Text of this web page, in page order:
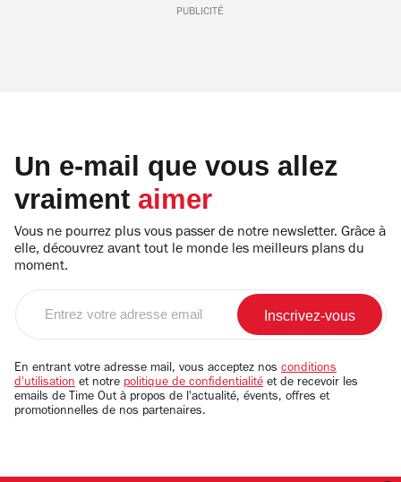
PUBLICITÉ
Un e-mail que vous allez
vraiment aimer
Vous ne pourrez plus vous passer de notre newsletter. Grâce à
elle, découvrez avant tout le monde les meilleurs plans du
moment.
email
En entrant votre adresse mail, vous acceptez nos conditions
d'utilisation et notre politique de confidentialité et de recevoir les
emails de Time Out à propos de l'actualité, évents, offres et
promotionnelles de nos partenaires.